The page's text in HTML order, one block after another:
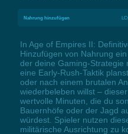
Nahrung hinzufügen
In Age of Empires II:
Hinzufügen von Nahrung
der deine Gaming-Strategie
eine Early-Rush-Taktik
oder nach einem brutalen
wiederbeleben willst –
wertvolle Minuten, die du
Bauernhöfe oder der Jagd
würdest. Spieler nutzen
militärische Ausrichtung zu